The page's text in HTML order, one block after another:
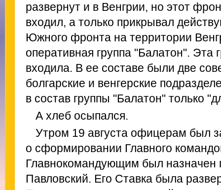
развернут и в Венгрии, но этот
входил, а только прикрывал
Южного фронта на территории
оперативная группа "Балатон". Эта
входила. В ее составе были две
болгарские и венгерские
в состав группы "Балатон" только
А хлеб осыпался.
Утром 19 августа офицерам был
о сформировании Главного
Главнокомандующим был назначен
Павловский. Его Ставка была